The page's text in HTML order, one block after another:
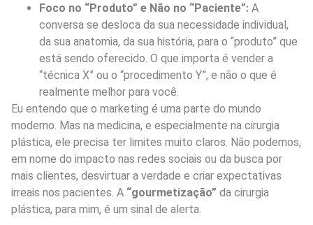
Foco no “Produto” e Não no “Paciente”: A
conversa se desloca da sua necessidade individual,
da sua anatomia, da sua história, para o “produto” que
está sendo oferecido. O que importa é vender a
“técnica X” ou o “procedimento Y”, e não o que é
realmente melhor para você.
Eu entendo que o marketing é uma parte do mundo
moderno. Mas na medicina, e especialmente na cirurgia
plástica, ele precisa ter limites muito claros. Não podemos,
em nome do impacto nas redes sociais ou da busca por
mais clientes, desvirtuar a verdade e criar expectativas
irreais nos pacientes. A “gourmetização” da cirurgia
plástica, para mim, é um sinal de alerta.